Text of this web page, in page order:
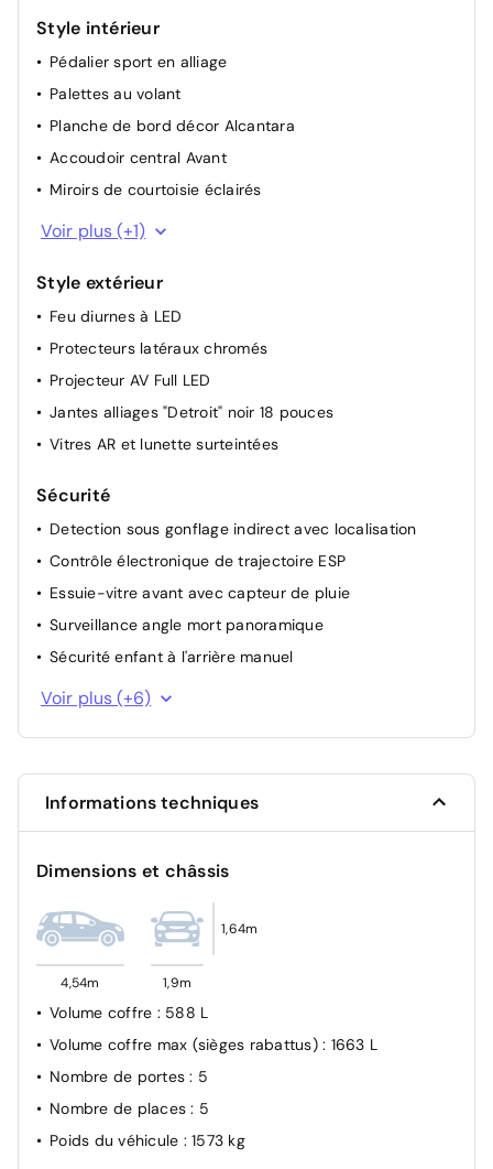
Commutation automatique des feux de route / feux de
Style intérieur
Pédalier sport en alliage
Palettes au volant
Planche de bord décor Alcantara
Accoudoir central Avant
Miroirs de courtoisie éclairés
Rétroviseur interieur électrochrome frameless
Voir plus (+1)
Style extérieur
Feu diurnes à LED
Protecteurs latéraux chromés
Projecteur AV Full LED
Jantes alliages "Detroit" noir 18 pouces
Vitres AR et lunette surteintées
Sécurité
Detection sous gonflage indirect avec localisation
Contrôle électronique de trajectoire ESP
Essuie-vitre avant avec capteur de pluie
Surveillance angle mort panoramique
Sécurité enfant à l'arrière manuel
Fixations ISOFIX sur les sièges passager avant et
latéraux arrière
Airbags Frontaux, latéraux AV et rideaux
Airbag passager avant déconnectable manuellement
Verrouillage automatique des ouvrants en roulant
Kit anti-crevaison
Voir plus (+6)
Informations techniques
Dimensions et châssis
4,54m 1,9m
1,64m
Volume coffre : 588 L
Volume coffre max (sièges rabattus) : 1663 L
Nombre de portes: 5
Nombre de places: 5
Poids du véhicule : 1573 kg